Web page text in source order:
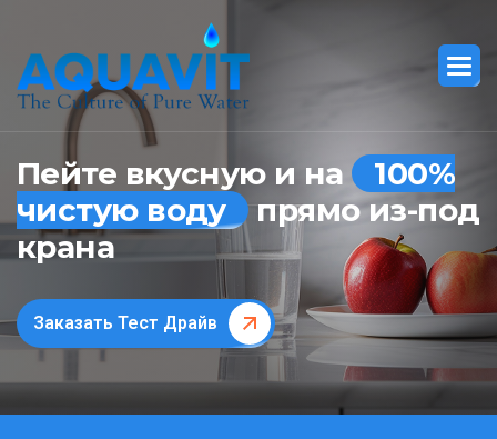
Пейте вкусную и на
100%
чистую воду прямо из-под
крана
Заказать Тест Драйв